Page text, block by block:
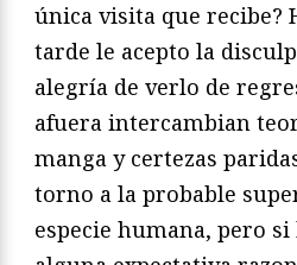
única visita que recibe?
tarde le acepto la
alegría de verlo de
afuera intercambian
manga y certezas
torno a la probable
especie humana, pero